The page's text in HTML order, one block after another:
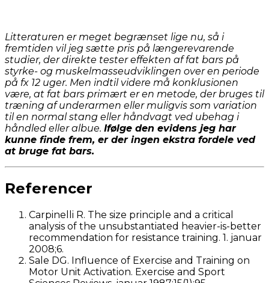
Litteraturen er meget begrænset lige nu, så i
fremtiden vil jeg sætte pris på længerevarende
studier, der direkte tester effekten af fat bars på
styrke- og muskelmasseudviklingen over en periode
på fx 12 uger. Men indtil videre må konklusionen
være, at fat bars primært er en metode, der bruges til
træning af underarmen eller muligvis som variation
til en normal stang eller håndvagt ved ubehag i
håndled eller albue. Ifølge den evidens jeg har
kunne finde frem, er der ingen ekstra fordele ved
at bruge fat bars.
Referencer
Carpinelli R. The size principle and a critical
analysis of the unsubstantiated heavier-is-better
recommendation for resistance training. 1. januar
2008;6.
Sale DG. Influence of Exercise and Training on
Motor Unit Activation. Exercise and Sport